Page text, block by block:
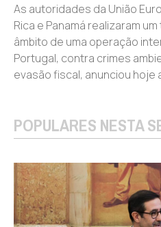
As autoridades da União
Rica e Panamá realizaram
âmbito de uma operação
Portugal, contra crimes
evasão fiscal, anunciou hoje
POPULARES NESTA